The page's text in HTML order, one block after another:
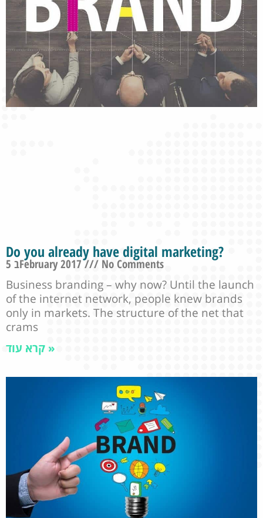
Do you already have digital marketing?
5 בFebruary 2017
No Comments
Business branding – why now? Until the launch
of the internet network, people knew brands
only in markets. The structure of the net that
crams
קרא עוד »